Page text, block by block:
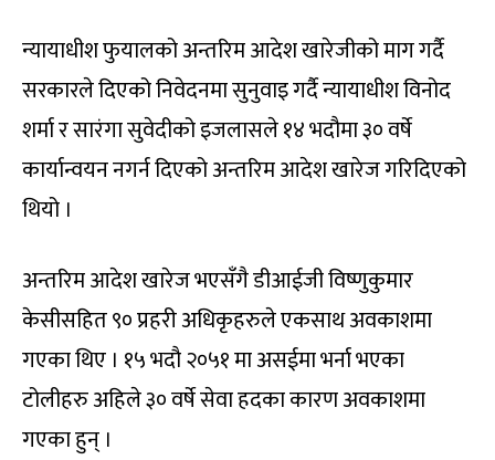
न्यायाधीश फुयालको अन्तरिम आदेश खारेजीको माग गर्दै
सरकारले दिएको निवेदनमा सुनुवाइ गर्दै न्यायाधीश विनोद
शर्मा र सारंगा सुवेदीको इजलासले १४ भदौमा ३० वर्षे
कार्यान्वयन नगर्न दिएको अन्तरिम आदेश खारेज गरिदिएको
थियो ।
अन्तरिम आदेश खारेज भएसँगै डीआईजी विष्णुकुमार
केसीसहित ९० प्रहरी अधिकृहरुले एकसाथ अवकाशमा
गएका थिए । १५ भदौ २०५१ मा असईमा भर्ना भएका
टोलीहरु अहिले ३० वर्षे सेवा हदका कारण अवकाशमा
गएका हुन् ।